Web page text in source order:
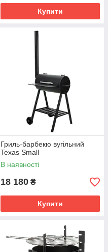
Купити
Гриль-барбекю вугільний
Texas Small
В наявності
18 180 ₴
Купити